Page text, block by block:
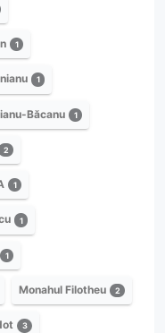
1
1
Băcanu 1
2
1
1
1
Monahul Filotheu 2
3